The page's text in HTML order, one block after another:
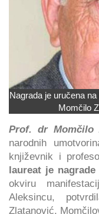
Nagrada je uručena
Momčilo
Prof. dr Momčilo
narodnih
književnik i
laureat je nagrade
okviru
Aleksincu,
Zlatanović,